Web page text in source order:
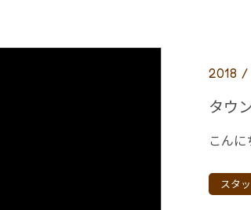
2018
タウ
スタ